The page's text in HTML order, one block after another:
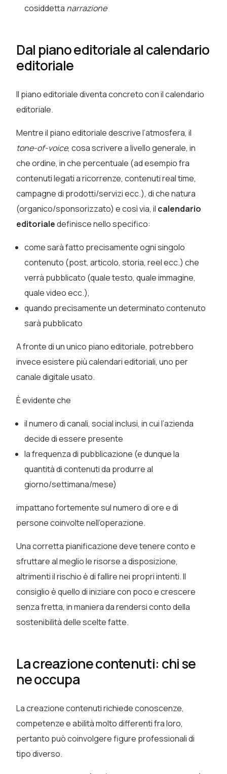
cosiddetta narrazione
Dal piano editoriale al calendario
editoriale
Il piano editoriale diventa concreto con il calendario
editoriale.
Mentre il piano editoriale descrive l’atmosfera, il
tone-of-voice, cosa scrivere a livello generale, in
che ordine, in che percentuale (ad esempio fra
contenuti legati a ricorrenze, contenuti real time,
campagne di prodotti/servizi ecc.), di che natura
(organico/sponsorizzato) e così via, il calendario
editorialedefinisce nello specifico:
come sarà fatto precisamente ogni singolo
contenuto (post, articolo, storia, reel ecc.) che
verrà pubblicato (quale testo, quale immagine,
quale video ecc.),
quando precisamente un determinato contenuto
sarà pubblicato
A fronte di un unico piano editoriale, potrebbero
invece esistere più calendari editoriali, uno per
canale digitale usato.
È evidente che
il numero di canali, social inclusi, in cui l’azienda
decide di essere presente
la frequenza di pubblicazione (e dunque la
quantità di contenuti da produrre al
giorno/settimana/mese)
impattano fortemente sul numero di ore e di
persone coinvolte nell’operazione.
Una corretta pianificazione deve tenere conto e
sfruttare al meglio le risorse a disposizione,
altrimenti il rischio è di fallire nei propri intenti. Il
consiglio è quello di iniziare con poco e crescere
senza fretta, in maniera da rendersi conto della
sostenibilità delle scelte fatte.
La creazione contenuti: chi se
ne occupa
Lacreazione contenuti richiede conoscenze,
competenze e abilità molto differenti fra loro,
pertanto può coinvolgere figure professionali di
tipo diverso.